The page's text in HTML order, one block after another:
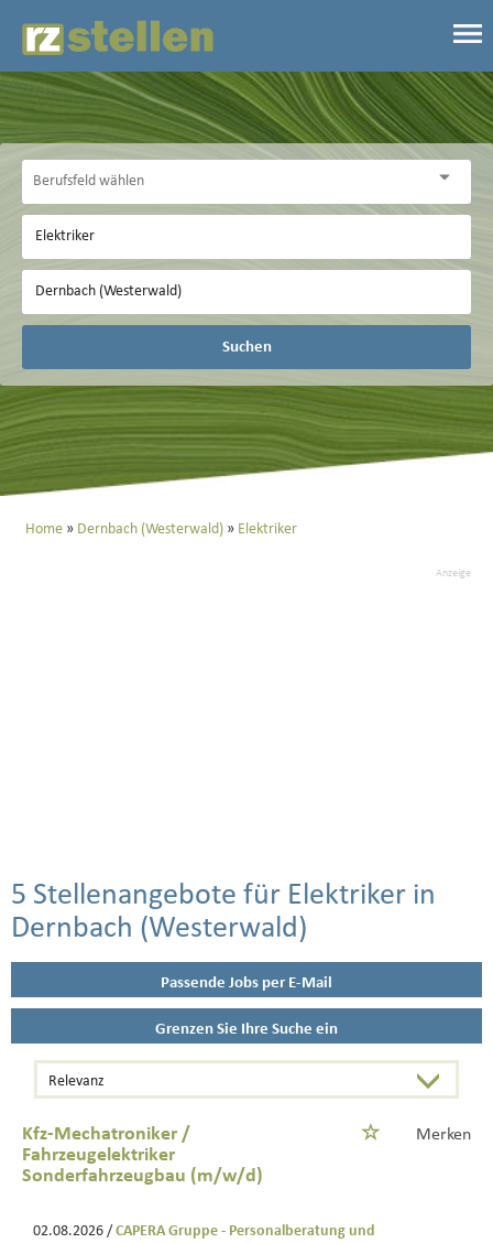
Suchen
Home Dernbach (Westerwald) Elektriker
Anzeige
5 Stellenangebote für Elektriker in
Dernbach (Westerwald)
Passende Jobs per E-Mail
Grenzen Sie Ihre Suche ein
Kfz-Mechatroniker /
Fahrzeugelektriker
Sonderfahrzeugbau (m/w/d)
Merken
02.08.2026 / CAPERA Gruppe - Personalberatung und